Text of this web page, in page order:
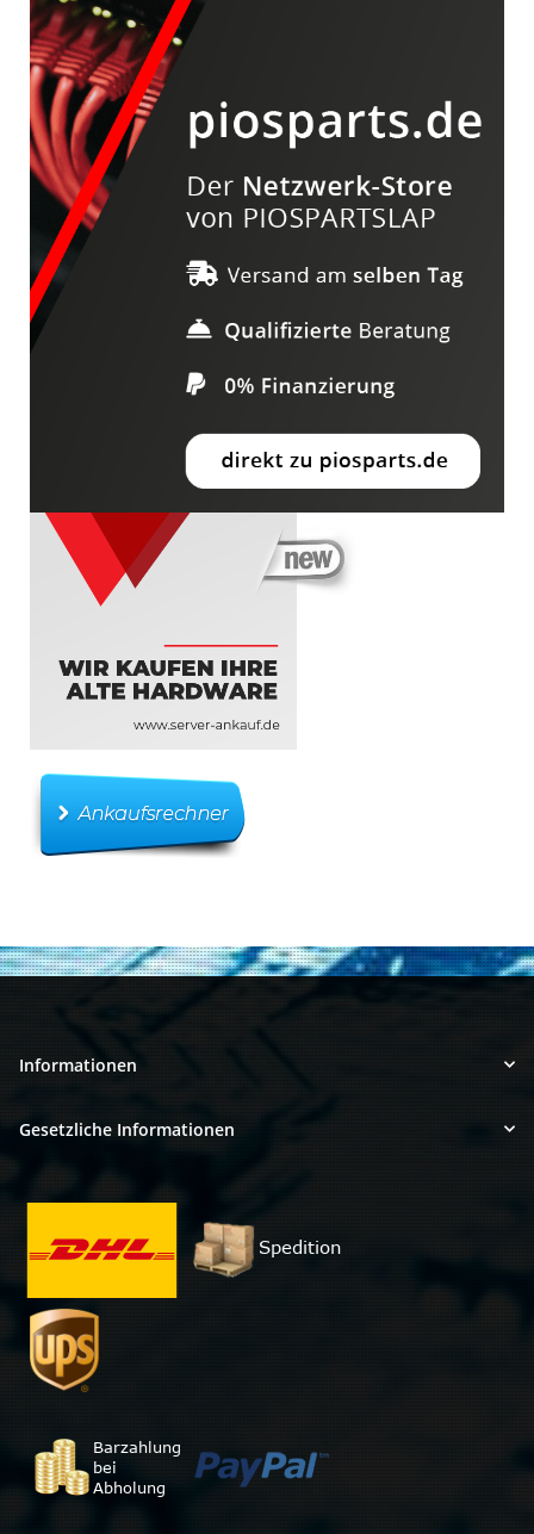
Informationen
Gesetzliche Informationen